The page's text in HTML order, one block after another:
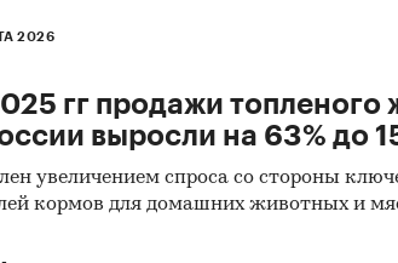
2026
гг продажи топленого
выросли на 63% до
увеличением спроса со стороны
кормов для домашних животных и